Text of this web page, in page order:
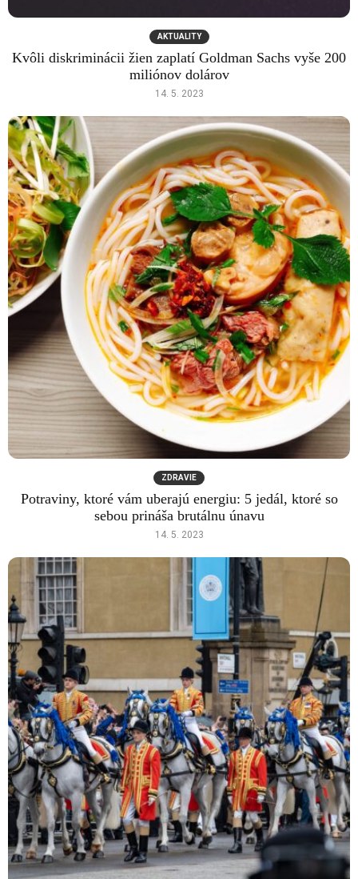
AKTUALITY
Kvôli diskriminácii žien zaplatí Goldman Sachs vyše 200
miliónov dolárov
14. 5. 2023
ZDRAVIE
Potraviny, ktoré vám uberajú energiu: 5 jedál, ktoré so
sebou prináša brutálnu únavu
14. 5. 2023